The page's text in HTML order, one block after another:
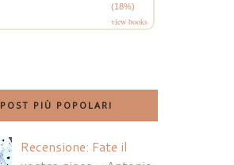
(18%)
view books
POST PIÙ POPOLARI
Recensione: Fate il